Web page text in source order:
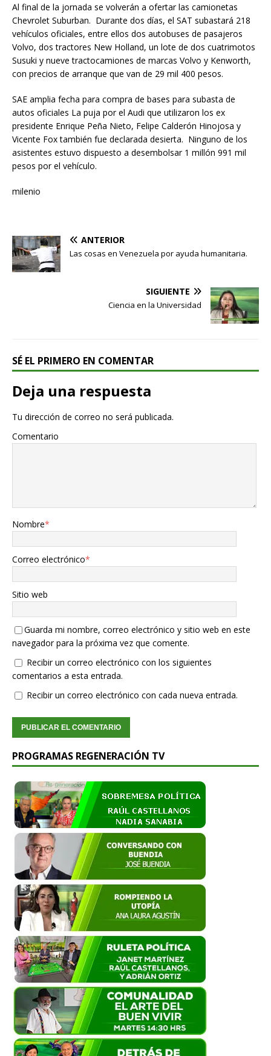
Al final de la jornada se volverán a ofertar las camionetas
Chevrolet Suburban. Durante dos días, el SAT subastará 218
vehículos oficiales, entre ellos dos autobuses de pasajeros
Volvo, dos tractores New Holland, un lote de dos cuatrimotos
Susuki y nueve tractocamiones de marcas Volvo y Kenworth,
con precios de arranque que van de 29 mil 400 pesos.
SAE amplia fecha para compra de bases para subasta de
autos oficiales La puja por el Audi que utilizaron los ex
presidente Enrique Peña Nieto, Felipe Calderón Hinojosa y
Vicente Fox también fue declarada desierta. Ninguno de los
asistentes estuvo dispuesto a desembolsar 1 millón 991 mil
pesos por el vehículo.
milenio
ANTERIOR
Las cosas en Venezuela por ayuda humanitaria.
SIGUIENTE
Ciencia en la Universidad
SÉ EL PRIMERO EN COMENTAR
Deja una respuesta
Tu dirección de correo no será publicada.
Comentario
Nombre*
Correo electrónico*
Sitio web
Guarda mi nombre, correo electrónico y sitio web en este
navegador para la próxima vez que comente.
Recibir un correo electrónico con los siguientes
comentarios a esta entrada.
Recibir un correo electrónico con cada nueva entrada.
PROGRAMAS REGENERACIÓN TV